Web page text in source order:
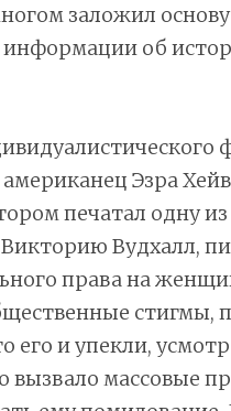
заложил
об
Эзра
печатал одну
Вудхалл,
права на
стигмы,
и упекли,
вызвало массовые